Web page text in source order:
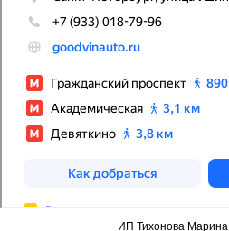
ИП Тихонова